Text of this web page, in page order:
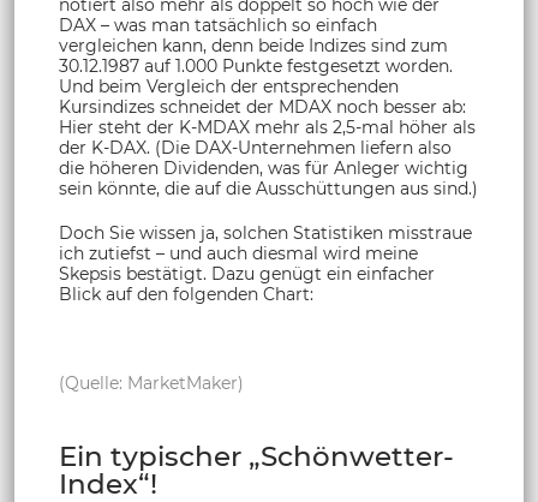
notiert also mehr als doppelt so hoch wie der
DAX – was man tatsächlich so einfach
vergleichen kann, denn beide Indizes sind zum
30.12.1987 auf 1.000 Punkte festgesetzt worden.
Und beim Vergleich der entsprechenden
Kursindizes schneidet der MDAX noch besser ab:
Hier steht der K-MDAX mehr als 2,5-mal höher als
der K-DAX. (Die DAX-Unternehmen liefern also
die höheren Dividenden, was für Anleger wichtig
sein könnte, die auf die Ausschüttungen aus sind.)
Doch Sie wissen ja, solchen Statistiken misstraue
ich zutiefst – und auch diesmal wird meine
Skepsis bestätigt. Dazu genügt ein einfacher
Blick auf den folgenden Chart:
(Quelle: MarketMaker)
Ein typischer „Schönwetter-
Index“!